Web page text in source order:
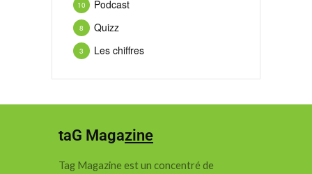
Podcast
10
Quizz
8
Les chiffres
3
taG Magazine
Tag Magazine est un concentré de